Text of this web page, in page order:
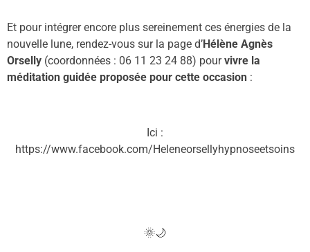
Et pour intégrer encore plus sereinement ces énergies de la
nouvelle lune, rendez-vous sur la page d’Hélène Agnès
Orselly (coordonnées : 06 11 23 24 88) pourvivre la
méditation guidée proposée pour cette occasion :
Ici :
https://www.facebook.com/Heleneorsellyhypnoseetsoins
🌞🌙